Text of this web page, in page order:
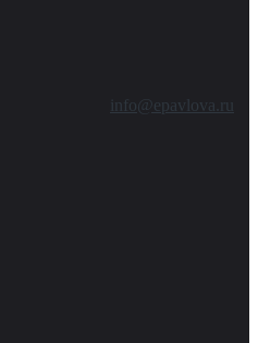
info@epavlova.ru